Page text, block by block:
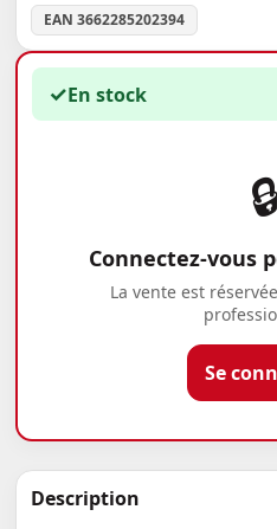
EAN 3662285202394
✓En stock
🔒
Connectez-vous
La vente est
Se
Description